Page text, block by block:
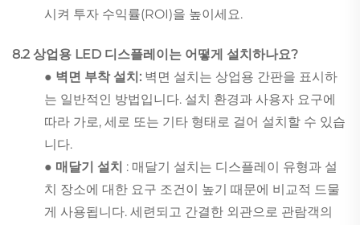
시켜 투자 수익률(ROI)을 높이세요.
8.2 상업용 LED 디스플레이는 어떻게 설치하나요?
● 벽면 부착 설치: 벽면 설치는 상업용 간판을 표시하
는 일반적인 방법입니다. 설치 환경과 사용자 요구에
따라 가로, 세로 또는 기타 형태로 걸어 설치할 수 있습
니다.
● 매달기 설치 : 매달기 설치는 디스플레이 유형과 설
치 장소에 대한 요구 조건이 높기 때문에 비교적 드물
게 사용됩니다. 세련되고 간결한 외관으로 관람객의